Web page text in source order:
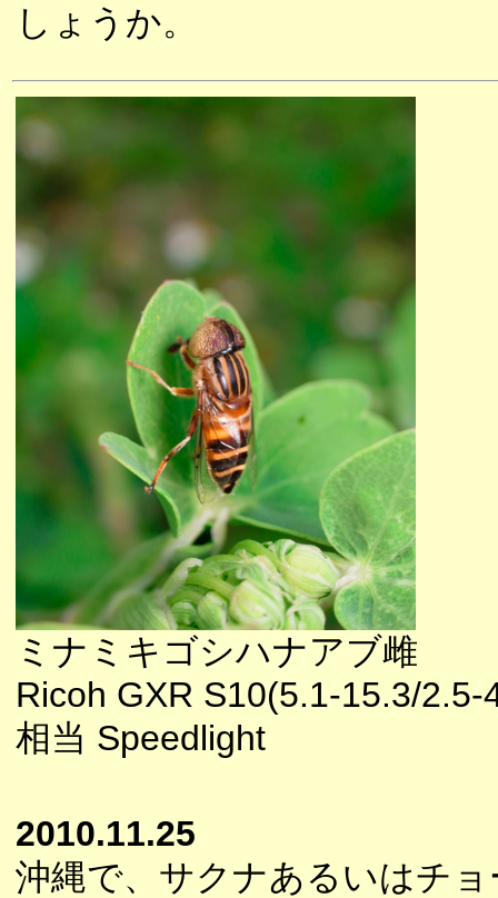
しょうか。
ミナミキゴシハナアブ雌
Ricoh GXR S10(5.1-15.3/2.5-
相当 Speedlight
2010.11.25
沖縄で、サクナあるいはチ